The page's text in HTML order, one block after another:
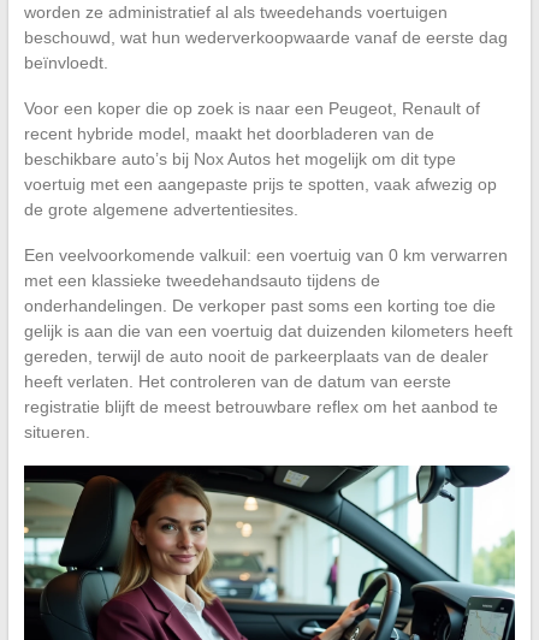
worden ze administratief al als tweedehands voertuigen
beschouwd, wat hun wederverkoopwaarde vanaf de eerste dag
beïnvloedt.
Voor een koper die op zoek is naar een Peugeot, Renault of
recent hybride model, maakt het doorbladeren van de
beschikbare auto’s bij Nox Autos het mogelijk om dit type
voertuig met een aangepaste prijs te spotten, vaak afwezig op
de grote algemene advertentiesites.
Een veelvoorkomende valkuil: een voertuig van 0 km verwarren
met een klassieke tweedehandsauto tijdens de
onderhandelingen. De verkoper past soms een korting toe die
gelijk is aan die van een voertuig dat duizenden kilometers heeft
gereden, terwijl de auto nooit de parkeerplaats van de dealer
heeft verlaten. Het controleren van de datum van eerste
registratie blijft de meest betrouwbare reflex om het aanbod te
situeren.